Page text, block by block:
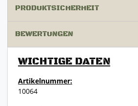
PRODUKTSICHERHEIT
BEWERTUNGEN
WICHTIGE DATEN
Artikelnummer:
10064